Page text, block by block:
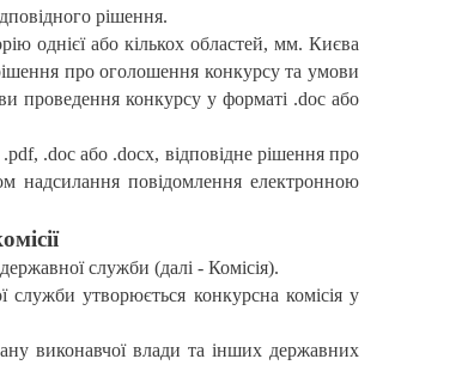
рішення.
однієї або кількох областей, мм. Києва
про оголошення конкурсу та умови
проведення конкурсу у форматі .doc або
.doc або .docx, відповідне рішення про
надсилання повідомлення електронною
служби (далі - Комісія).
утворюється конкурсна комісія у
виконавчої влади та інших державних